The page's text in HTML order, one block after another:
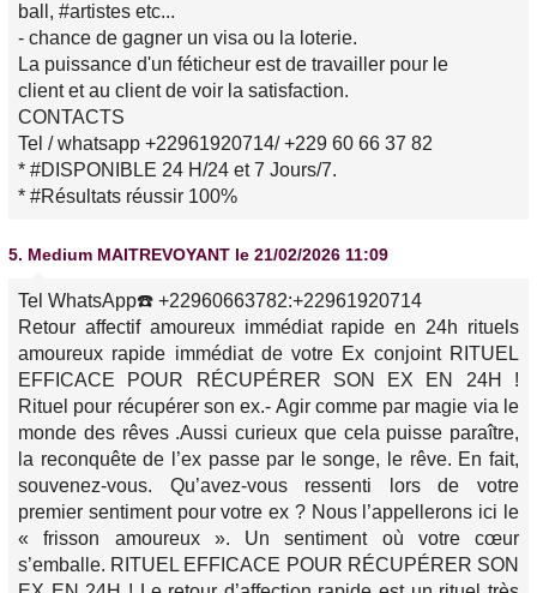
ball, #artistes etc...
- chance de gagner un visa ou la loterie.
La puissance d'un féticheur est de travailler pour le
client et au client de voir la satisfaction.
CONTACTS
Tel / whatsapp +22961920714/ +229 60 66 37 82
* #DISPONIBLE 24 H/24 et 7 Jours/7.
* #Résultats réussir 100%
5. Medium MAITREVOYANT le 21/02/2026 11:09
Tel WhatsApp☎️ +22960663782:+22961920714
Retour affectif amoureux immédiat rapide en 24h rituels
amoureux rapide immédiat de votre Ex conjoint RITUEL
EFFICACE POUR RÉCUPÉRER SON EX EN 24H !
Rituel pour récupérer son ex.- Agir comme par magie via le
monde des rêves .Aussi curieux que cela puisse paraître,
la reconquête de l’ex passe par le songe, le rêve. En fait,
souvenez-vous. Qu’avez-vous ressenti lors de votre
premier sentiment pour votre ex ? Nous l’appellerons ici le
« frisson amoureux ». Un sentiment où votre cœur
s’emballe. RITUEL EFFICACE POUR RÉCUPÉRER SON